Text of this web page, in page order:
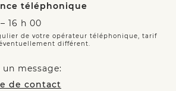
téléphonique
16 h 00
de votre opérateur téléphonique, tarif
différent.
message:
de contact